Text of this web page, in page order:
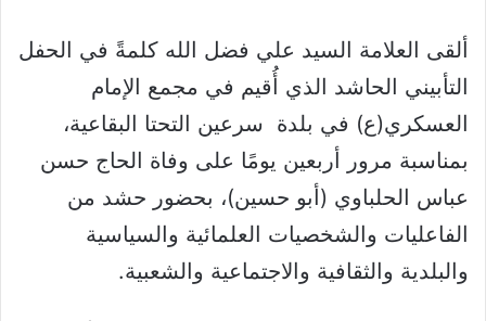
ألقى العلامة السيد علي فضل الله كلمةً في الحفل
التأبيني الحاشد الذي أُقيم في مجمع الإمام
العسكري(ع) في بلدة سرعين التحتا البقاعية،
بمناسبة مرور أربعين يومًا على وفاة الحاج حسن
عباس الحلباوي (أبو حسين)، بحضور حشد من
الفاعليات والشخصيات العلمائية والسياسية
والبلدية والثقافية والاجتماعية والشعبية.